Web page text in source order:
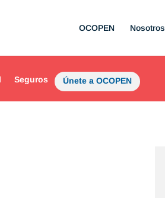
OCOPEN Nosotros
Seguros Únete a OCOPEN